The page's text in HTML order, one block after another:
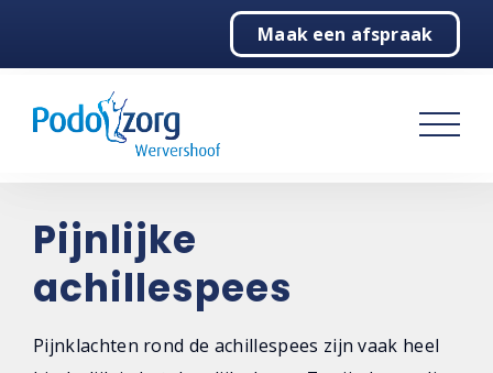
Maak een afspraak
Podologie
Contact
Pijnlijke
achillespees
Pijnklachten rond de achillespees zijn vaak heel